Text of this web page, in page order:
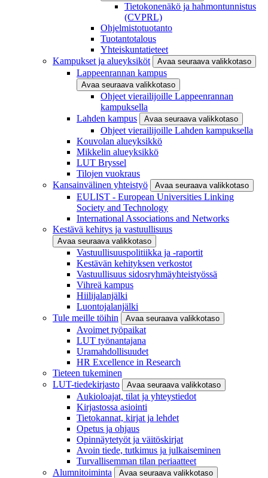
Tietokonenäkö ja hahmontunnistus
(CVPRL)
Ohjelmistotuotanto
Tuotantotalous
Yhteiskuntatieteet
Kampukset ja alueyksiköt
Avaa seuraava valikkotaso
Lappeenrannan kampus
Avaa seuraava valikkotaso
Ohjeet vierailijoille Lappeenrannan
kampuksella
Lahden kampus
Avaa seuraava valikkotaso
Ohjeet vierailijoille Lahden kampuksella
Kouvolan alueyksikkö
Mikkelin alueyksikkö
LUT Bryssel
Tilojen vuokraus
Kansainvälinen yhteistyö
Avaa seuraava valikkotaso
EULIST - European Universities Linking
Society and Technology
International Associations and Networks
Kestävä kehitys ja vastuullisuus
Avaa seuraava valikkotaso
Vastuullisuuspolitiikka ja -raportit
Kestävän kehityksen verkostot
Vastuullisuus sidosryhmäyhteistyössä
Vihreä kampus
Hiilijalanjälki
Luontojalanjälki
Tule meille töihin
Avaa seuraava valikkotaso
Avoimet työpaikat
LUT työnantajana
Uramahdollisuudet
HR Excellence in Research
Tieteen tukeminen
LUT-tiedekirjasto
Avaa seuraava valikkotaso
Aukioloajat, tilat ja yhteystiedot
Kirjastossa asiointi
Tietokannat, kirjat ja lehdet
Opetus ja ohjaus
Opinnäytetyöt ja väitöskirjat
Avoin tiede, tutkimus ja julkaiseminen
Turvallisemman tilan periaatteet
Alumnitoiminta
Avaa seuraava valikkotaso